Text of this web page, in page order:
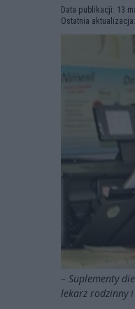
Data publikacji: 13
Ostatnia
– Suplementy
lekarz rodzinny